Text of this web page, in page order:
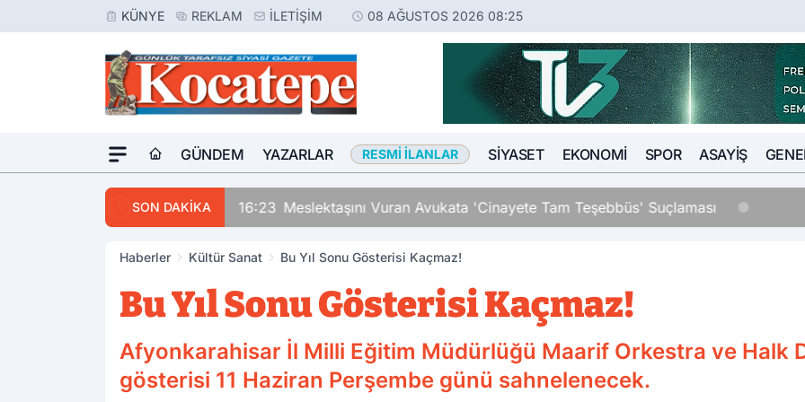
KÜNYE REKLAM İLETIŞIM 08 AĞUSTOS 2026 08:25
GÜNDEM YAZARLAR RESMI İLANLAR SIYASET EKONOMI SPOR ASAYIŞ
SON DAKİKA 16:23 Meslektaşını Vuran Avukata 'Cinayete Tam Teşebbüs' Suçlaması
Haberler Kültür Sanat Bu Yıl Sonu Gösterisi Kaçmaz!
Bu Yıl Sonu Gösterisi Kaçmaz!
Afyonkarahisar İl Milli Eğitim Müdürlüğü Maarif Orkestra ve Halk
gösterisi 11 Haziran Perşembe günü sahnelenecek.